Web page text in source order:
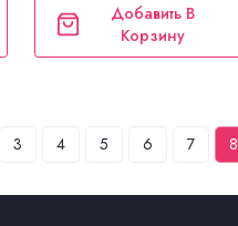
Добавить В
Корзину
3 4 5 6 7 8